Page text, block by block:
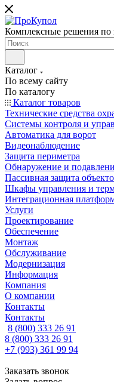
Комплексные решения по
Каталог
По всему сайту
По каталогу
Каталог товаров
Технические средства
Системы контроля и
Автоматика для ворот
Видеонаблюдение
Защита периметра
Обнаружение и
Пассивная защита
Шкафы управления и
Интеграционная
Услуги
Проектирование
Обеспечение
Монтаж
Обслуживание
Модернизация
Информация
Компания
О компании
Контакты
Контакты
8 (800) 333 26 91
8 (800) 333 26 91
+7 (993) 361 99 94
Заказать звонок